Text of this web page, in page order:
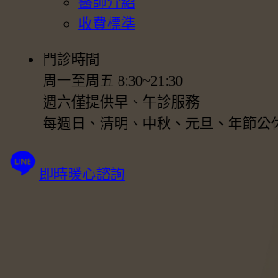
收費標準
門診時間
周一至周五 8:30~21:30
週六僅提供早、午診服務
每週日、清明、中秋、元旦、年節公
即時暖心諮詢